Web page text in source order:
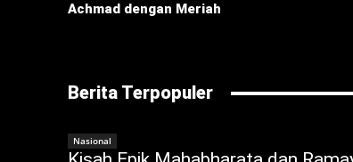
Achmad dengan Meriah
Berita Terpopuler
Nasional